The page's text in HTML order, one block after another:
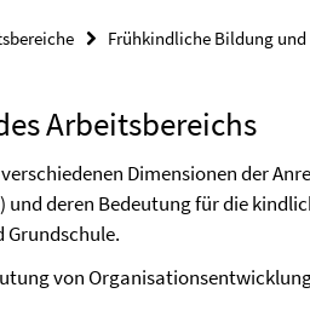
Frühkindliche Bildung und
Arbeitsbereichs
Dimensionen der
deren Bedeutung für die
Grundschule.
von